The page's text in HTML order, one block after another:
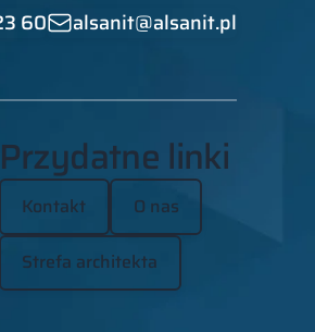
60 alsanit@alsanit.pl
Przydatne linki
Kontakt O nas
Strefa architekta